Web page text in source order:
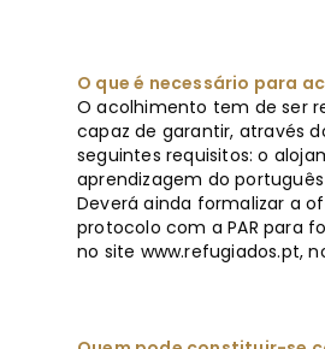
O que é necessário para
O acolhimento tem de ser
capaz de garantir, através
seguintes requisitos: o
aprendizagem do
Deverá ainda formalizar a
protocolo com a PAR para
no site www.refugiados.pt,